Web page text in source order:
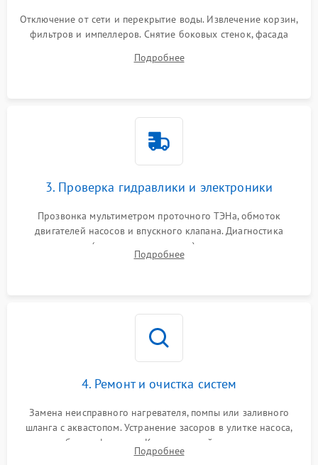
Отключение от сети и перекрытие воды. Извлечение корзин,
фильтров и импеллеров. Снятие боковых стенок, фасада
циркуляционному насосу, ТЭНу и сливной помпе.
Подробнее
3. Проверка гидравлики и электроники
Прозвонка мультиметром проточного ТЭНа, обмоток
двигателей насосов и впускного клапана. Диагностика
прессостата (датчика уровня воды), датчика мутности,
концевика дверцы и электронного модуля управления.
Подробнее
4. Ремонт и очистка систем
Замена неисправного нагревателя, помпы или заливного
шланга с аквастопом. Устранение засоров в улитке насоса,
патрубках и фильтрах. Компонентный ремонт платы
управления, восстановление поврежденной проводки.
Подробнее